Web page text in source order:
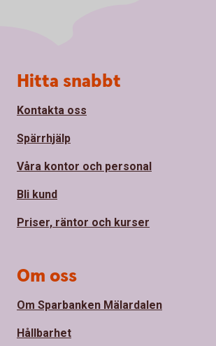
Sidfot
Hitta snabbt
Kontakta oss
Spärrhjälp
Våra kontor och personal
Bli kund
Priser, räntor och kurser
Om oss
Om Sparbanken Mälardalen
Hållbarhet